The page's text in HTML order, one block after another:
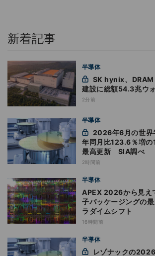
新着記事
半導体
建設に総額54.3兆ウ
2分前
半導体
年同月比123.6％増
最高更新 SIA調べ
2時間前
半導体
APEX 2026から見え
子パッケージングの
ラダイムシフト
16時間前
半導体